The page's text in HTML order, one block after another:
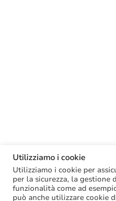
Utilizziamo i cookie
Utilizziamo i cookie per
per la sicurezza, la gestione
funzionalità come ad
può anche utilizzare cookie